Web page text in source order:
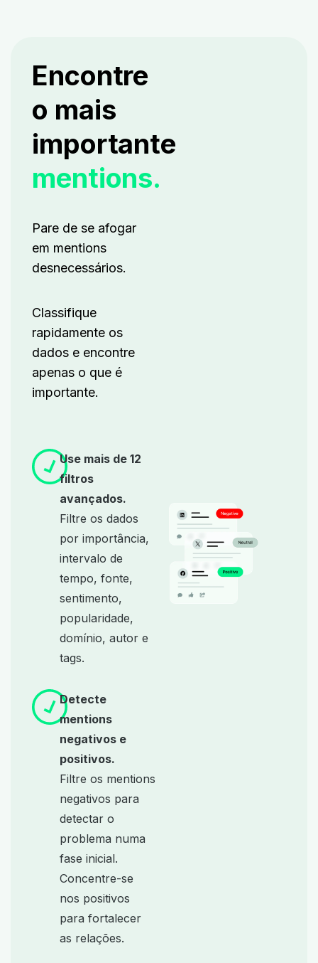
Encontre
o mais
importante
mentions.
Pare de se afogar
em mentions
desnecessários.
Classifique
rapidamente os
dados e encontre
apenas o que é
importante.
Use mais de 12
filtros
avançados.
Filtre os dados
por importância,
intervalo de
tempo, fonte,
sentimento,
popularidade,
domínio, autor e
tags.
Detecte
mentions
negativos e
positivos.
Filtre os mentions
negativos para
detectar o
problema numa
fase inicial.
Concentre-se
nos positivos
para fortalecer
as relações.